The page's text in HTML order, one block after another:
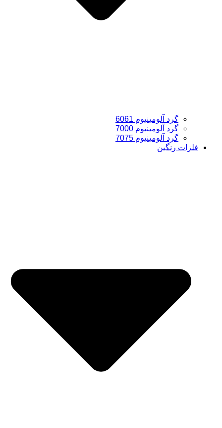
گرد آلومینیوم 6061
گرد آلومینیوم 7000
گرد آلومینیوم 7075
فلزات رنگین